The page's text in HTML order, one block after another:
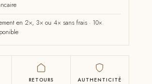
en 2×, 3× ou 4× sans frais · 10×
RETOURS AUTHENTICITÉ